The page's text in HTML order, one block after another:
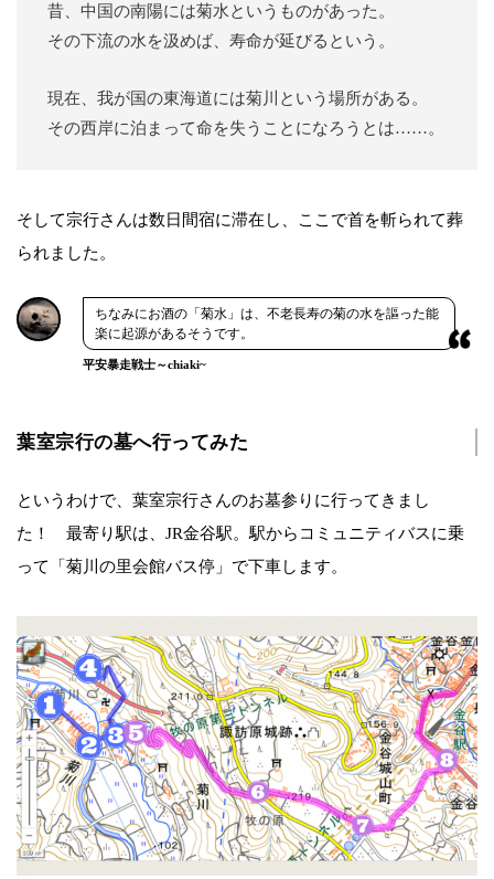
昔、中国の南陽には菊水というものがあった。
その下流の水を汲めば、寿命が延びるという。
現在、我が国の東海道には菊川という場所がある。
その西岸に泊まって命を失うことになろうとは……。
そして宗行さんは数日間宿に滞在し、ここで首を斬られて葬
られました。
ちなみにお酒の「菊水」は、不老長寿の菊の水を謳った能
楽に起源があるそうです。
平安暴走戦士～chiaki~
葉室宗行の墓へ行ってみた
というわけで、葉室宗行さんのお墓参りに行ってきまし
た！ 最寄り駅は、JR金谷駅。駅からコミュニティバスに乗
って「菊川の里会館バス停」で下車します。